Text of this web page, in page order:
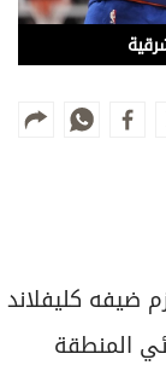
ضيفه كليفلاند
2-0 في نهائي المنطقة